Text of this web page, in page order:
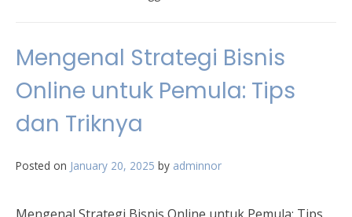
Mengenal Strategi Bisnis
Online untuk Pemula: Tips
dan Triknya
Posted on January 20, 2025 by adminnor